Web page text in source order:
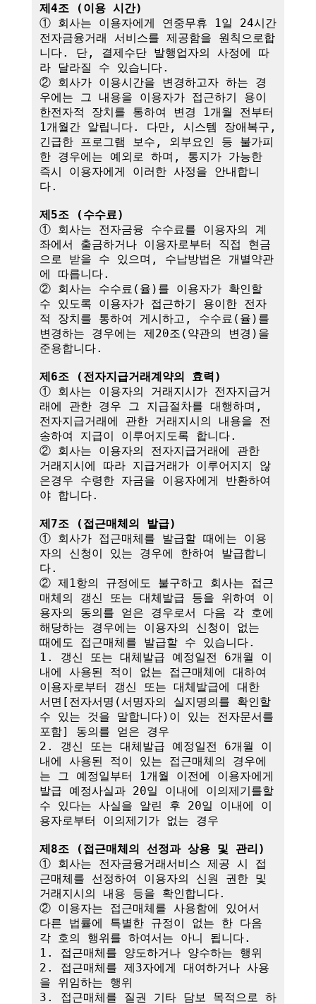
제4조 (이용 시간)
① 회사는 이용자에게 연중무휴 1일 24시간
전자금융거래 서비스를 제공함을 원칙으로합
니다. 단, 결제수단 발행업자의 사정에 따
라 달라질 수 있습니다.
② 회사가 이용시간을 변경하고자 하는 경
우에는 그 내용을 이용자가 접근하기 용이
한전자적 장치를 통하여 변경 1개월 전부터
1개월간 알립니다. 다만, 시스템 장애복구,
긴급한 프로그램 보수, 외부요인 등 불가피
한 경우에는 예외로 하며, 통지가 가능한
즉시 이용자에게 이러한 사정을 안내합니
다.
제5조 (수수료)
① 회사는 전자금융 수수료를 이용자의 계
좌에서 출금하거나 이용자로부터 직접 현금
으로 받을 수 있으며, 수납방법은 개별약관
에 따릅니다.
② 회사는 수수료(율)를 이용자가 확인할
수 있도록 이용자가 접근하기 용이한 전자
적 장치를 통하여 게시하고, 수수료(율)를
변경하는 경우에는 제20조(약관의 변경)을
준용합니다.
제6조 (전자지급거래계약의 효력)
① 회사는 이용자의 거래지시가 전자지급거
래에 관한 경우 그 지급절차를 대행하며,
전자지급거래에 관한 거래지시의 내용을 전
송하여 지급이 이루어지도록 합니다.
② 회사는 이용자의 전자지급거래에 관한
거래지시에 따라 지급거래가 이루어지지 않
은경우 수령한 자금을 이용자에게 반환하여
야 합니다.
제7조 (접근매체의 발급)
① 회사가 접근매체를 발급할 때에는 이용
자의 신청이 있는 경우에 한하여 발급합니
다.
② 제1항의 규정에도 불구하고 회사는 접근
매체의 갱신 또는 대체발급 등을 위하여 이
용자의 동의를 얻은 경우로서 다음 각 호에
해당하는 경우에는 이용자의 신청이 없는
때에도 접근매체를 발급할 수 있습니다.
1. 갱신 또는 대체발급 예정일전 6개월 이
내에 사용된 적이 없는 접근매체에 대하여
이용자로부터 갱신 또는 대체발급에 대한
서면[전자서명(서명자의 실지명의를 확인할
수 있는 것을 말합니다)이 있는 전자문서를
포함] 동의를 얻은 경우
2. 갱신 또는 대체발급 예정일전 6개월 이
내에 사용된 적이 있는 접근매체의 경우에
는 그 예정일부터 1개월 이전에 이용자에게
발급 예정사실과 20일 이내에 이의제기를할
수 있다는 사실을 알린 후 20일 이내에 이
용자로부터 이의제기가 없는 경우
제8조 (접근매체의 선정과 상용 및 관리)
① 회사는 전자금융거래서비스 제공 시 접
근매체를 선정하여 이용자의 신원 권한 및
거래지시의 내용 등을 확인합니다.
② 이용자는 접근매체를 사용함에 있어서
다른 법률에 특별한 규정이 없는 한 다음
각 호의 행위를 하여서는 아니 됩니다.
1. 접근매체를 양도하거나 양수하는 행위
2. 접근매체를 제3자에게 대여하거나 사용
을 위임하는 행위
3. 접근매체를 질권 기타 담보 목적으로 하